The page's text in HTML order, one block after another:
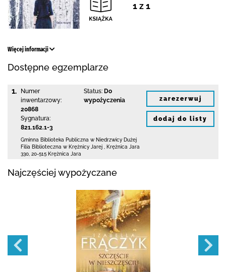
1 z 1
Więcej informacji
Dostępne egzemplarze
1.
Numer
inwentarzowy:
20868
Sygnatura:
821.162.1-3
Status: Do
wypożyczenia
Gminna Biblioteka Publiczna w Niedrzwicy Dużej
Filia Biblioteczna w Krężnicy Jarej
Krężnica Jara
330 20-515 Krężnica Jara
zarezerwuj
dodaj do listy
Najczęściej wypożyczane